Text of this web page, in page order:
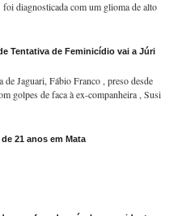
diagnosticada com um glioma de alto
Tentativa de Feminicídio vai a Júri
de Jaguari, Fábio Franco , preso desde
golpes de faca à ex-companheira , Susi
21 anos em Mata